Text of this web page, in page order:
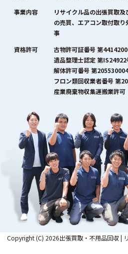
事業内容
リサイクル品の出張買取
の売買、エアコン取付取
事
資格許可
古物許可証番号 第
遺品整理士認定 第IS24922
解体許可番号 第
フロン類回収業者番号 第
産業廃棄物収集運搬業許
Copyright (C) 2026出張買取・不用品回収 |